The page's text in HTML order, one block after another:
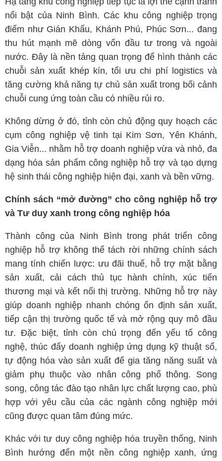
nổi bật của Ninh Bình. Các khu công nghiệp trọng
điểm như Gián Khẩu, Khánh Phú, Phúc Sơn... đang
thu hút mạnh mẽ dòng vốn đầu tư trong và ngoài
nước. Đây là nền tảng quan trọng để hình thành các
chuỗi sản xuất khép kín, tối ưu chi phí logistics và
tăng cường khả năng tự chủ sản xuất trong bối cảnh
chuỗi cung ứng toàn cầu có nhiều rủi ro.
Không dừng ở đó, tỉnh còn chủ động quy hoạch các
cụm công nghiệp vệ tinh tại Kim Sơn, Yên Khánh,
Gia Viễn... nhằm hỗ trợ doanh nghiệp vừa và nhỏ, đa
dạng hóa sản phẩm công nghiệp hỗ trợ và tạo dựng
hệ sinh thái công nghiệp hiện đại, xanh và bền vững.
Chính sách “mở đường” cho công nghiệp hỗ trợ
và Tư duy xanh trong công nghiệp hóa
Thành công của Ninh Bình trong phát triển công
nghiệp hỗ trợ không thể tách rời những chính sách
mang tính chiến lược: ưu đãi thuế, hỗ trợ mặt bằng
sản xuất, cải cách thủ tục hành chính, xúc tiến
thương mại và kết nối thị trường. Những hỗ trợ này
giúp doanh nghiệp nhanh chóng ổn định sản xuất,
tiếp cận thị trường quốc tế và mở rộng quy mô đầu
tư. Đặc biệt, tỉnh còn chú trọng đến yếu tố công
nghệ, thúc đẩy doanh nghiệp ứng dụng kỹ thuật số,
tự động hóa vào sản xuất để gia tăng năng suất và
giảm phụ thuộc vào nhân công phổ thông. Song
song, công tác đào tạo nhân lực chất lượng cao, phù
hợp với yêu cầu của các ngành công nghiệp mới
cũng được quan tâm đúng mức.
Khác với tư duy công nghiệp hóa truyền thống, Ninh
Bình hướng đến một nền công nghiệp xanh, ứng